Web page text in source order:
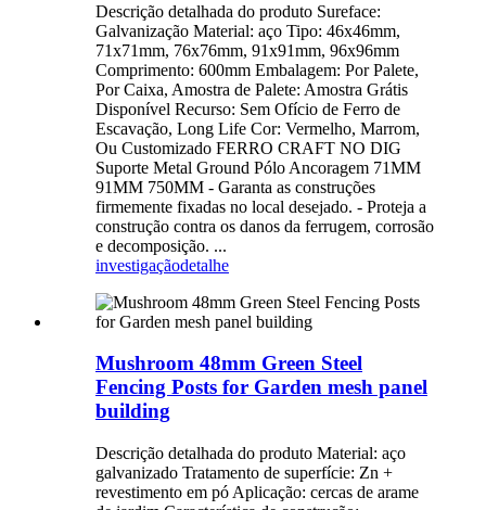
Descrição detalhada do produto Sureface:
Galvanização Material: aço Tipo: 46x46mm,
71x71mm, 76x76mm, 91x91mm, 96x96mm
Comprimento: 600mm Embalagem: Por Palete,
Por Caixa, Amostra de Palete: Amostra Grátis
Disponível Recurso: Sem Ofício de Ferro de
Escavação, Long Life Cor: Vermelho, Marrom,
Ou Customizado FERRO CRAFT NO DIG
Suporte Metal Ground Pólo Ancoragem 71MM
91MM 750MM - Garanta as construções
firmemente fixadas no local desejado. - Proteja a
construção contra os danos da ferrugem, corrosão
e decomposição. ...
investigaçãodetalhe
Mushroom 48mm Green Steel
Fencing Posts for Garden mesh panel
building
Descrição detalhada do produto Material: aço
galvanizado Tratamento de superfície: Zn +
revestimento em pó Aplicação: cercas de arame